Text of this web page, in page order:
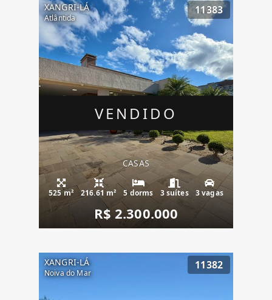
VENDIDO
XANGRI-LÁ
Atlântida
11383
CASAS
525 m² 216.61 m² 5 dorms 3 suítes 3 vagas
R$ 2.300.000
XANGRI-LÁ
Noiva do Mar
11382